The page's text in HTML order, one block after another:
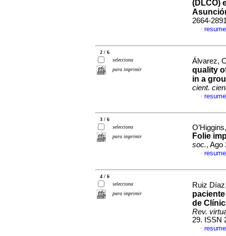
(DLCO)
2664-
·
2 / 6
selecciona
para imprimir
Álvarez,
quality
in a
cient.
·
3 / 6
selecciona
para imprimir
Folie
soc., Ago
·
4 / 6
selecciona
para imprimir
Ruiz
de
Rev.
29. ISSN
·